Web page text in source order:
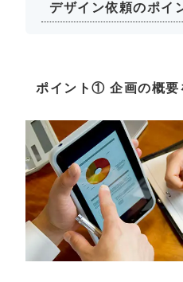
デザイン依頼のポイ
ポイント① 企画の概要